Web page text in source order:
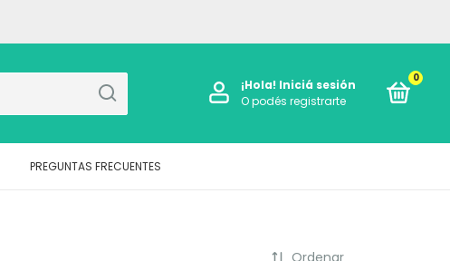
¡Hola! Iniciá sesión
O podés registrarte
0
PREGUNTAS FRECUENTES
Ordenar